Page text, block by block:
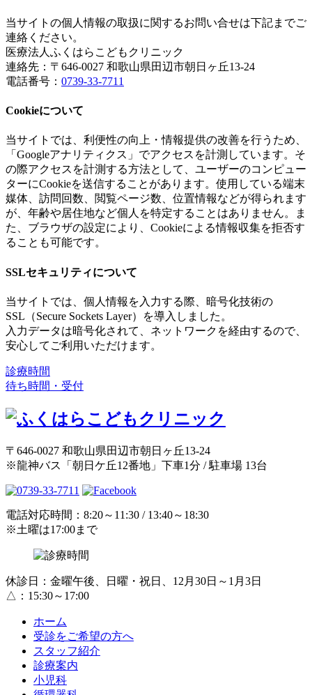
当サイトの個人情報の取扱に関するお問い合せは下記までご
連絡ください。
医療法人ふくはらこどもクリニック
連絡先：〒646-0027 和歌山県田辺市朝日ヶ丘13-24
電話番号： 0739-33-7711
Cookieについて
当サイトでは、利便性の向上・情報提供の改善を行うため、
「Googleアナリティクス」でアクセスを計測しています。そ
の際アクセスを計測する方法として、ユーザーのコンピュー
ターにCookieを送信することがあります。使用している端末
媒体、訪問回数、閲覧ページ数、位置情報などが得られます
が、年齢や居住地など個人を特定することはありません。ま
た、ブラウザの設定により、Cookieによる情報収集を拒否す
ることも可能です。
SSLセキュリティについて
当サイトでは、個人情報を入力する際、暗号化技術の
SSL（Secure Sockets Layer）を導入しました。
入力データは暗号化されて、ネットワークを経由するので、
安心してご利用いただけます。
診療時間
待ち時間・受付
〒646-0027 和歌山県田辺市朝日ヶ丘13-24
※龍神バス「朝日ケ丘12番地」下車1分 / 駐車場 13台
電話対応時間：8:20～11:30 / 13:40～18:30
※土曜は17:00まで
休診日：金曜午後、日曜・祝日、12月30日～1月3日
△：15:30～17:00
ホーム
受診をご希望の方へ
スタッフ紹介
診療案内
小児科